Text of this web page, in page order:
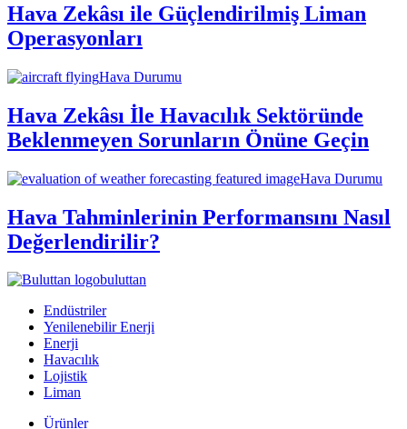
Hava Zekâsı ile Güçlendirilmiş Liman
Operasyonları
Hava Durumu
Hava Zekâsı İle Havacılık Sektöründe
Beklenmeyen Sorunların Önüne Geçin
Hava Durumu
Hava Tahminlerinin Performansını Nasıl
Değerlendirilir?
buluttan
Endüstriler
Yenilenebilir Enerji
Enerji
Havacılık
Lojistik
Liman
Ürünler